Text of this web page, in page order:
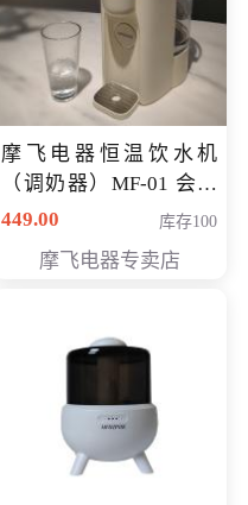
摩飞电器恒温饮水机
（调奶器）MF-01 会员
专享价366元
449.00 库存100
摩飞电器专卖店